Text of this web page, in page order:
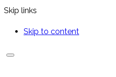
Skip links
Skip to content